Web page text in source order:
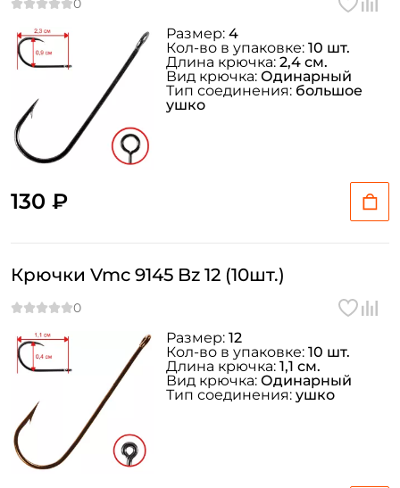
130 ₽
Размер: 4
Кол-во в упаковке: 10 шт.
Длина крючка: 2,4 см.
Вид крючка: Одинарный
Тип соединения: большое
ушко
Крючки Vmc 9145 Bz 12 (10шт.)
Размер: 12
Кол-во в упаковке: 10 шт.
Длина крючка: 1,1 см.
Вид крючка: Одинарный
Тип соединения: ушко